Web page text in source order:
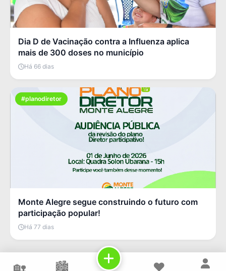
Dia D de Vacinação contra a Influenza aplica
mais de 300 doses no município
Há 66 dias
#planodiretor
Monte Alegre segue construindo o futuro com
participação popular!
Há 77 dias
🏡 🏙️ ❤️